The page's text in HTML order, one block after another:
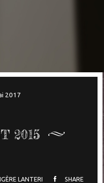
2017
2015
LANTERI SHARE